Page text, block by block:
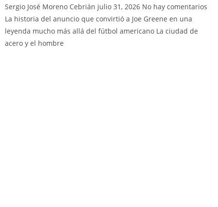
Sergio José Moreno Cebrián julio 31, 2026 No hay comentarios
La historia del anuncio que convirtió a Joe Greene en una
leyenda mucho más allá del fútbol americano La ciudad de
acero y el hombre